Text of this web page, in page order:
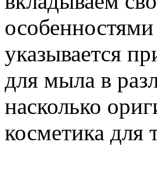
указывается
для мыла в
насколько
косметика для